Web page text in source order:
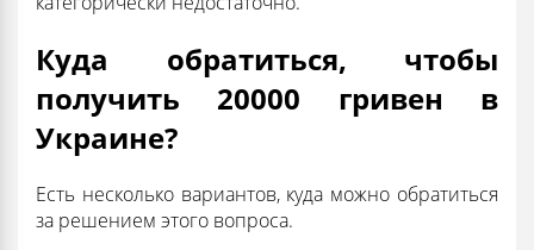
Куда обратиться, чтобы
получить 20000 гривен в
Украине?
Есть несколько вариантов, куда можно обратиться
за решением этого вопроса.